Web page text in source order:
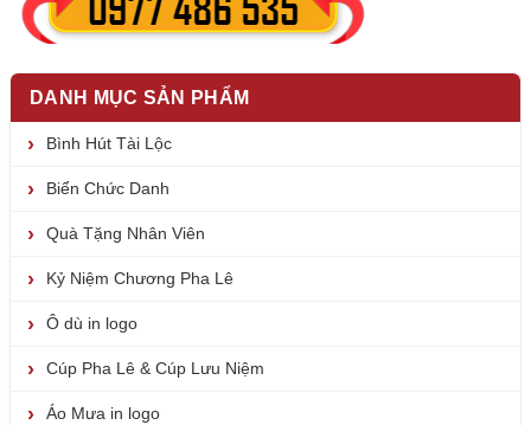
DANH MỤC SẢN PHẨM
Bình Hút Tài Lộc
Biển Chức Danh
Quà Tặng Nhân Viên
Kỷ Niệm Chương Pha Lê
Ô dù in logo
Cúp Pha Lê & Cúp Lưu Niệm
Áo Mưa in logo